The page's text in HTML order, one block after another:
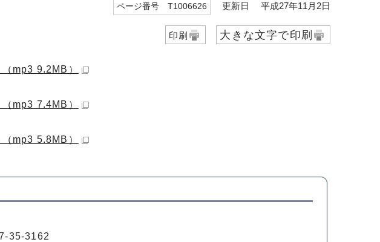
ページ番号 T1006626 更新日 平成27年11月2日
印刷 大きな文字で印刷
mp3 9.2MB）
mp3 7.4MB）
mp3 5.8MB）
35-3162